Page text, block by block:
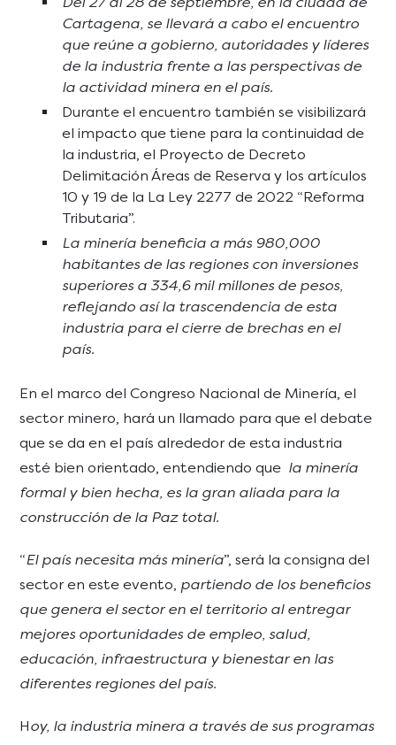
Cartagena, se llevará a cabo el encuentro
que reúne a gobierno, autoridades y líderes
de la industria frente a las perspectivas de
la actividad minera en el país.
Durante el encuentro también se visibilizará
el impacto que tiene para la continuidad de
la industria, el Proyecto de Decreto
Delimitación Áreas de Reserva y los artículos
10 y 19 de la La Ley 2277 de 2022 “Reforma
Tributaria”.
La minería beneficia a más 980,000
habitantes de las regiones con inversiones
superiores a 334,6 mil millones de pesos,
reflejando así la trascendencia de esta
industria para el cierre de brechas en el
país.
En el marco del Congreso Nacional de Minería, el
sector minero, hará un llamado para que el debate
que se da en el país alrededor de esta industria
esté bien orientado, entendiendo que la minería
formal y bien hecha, es la gran aliada para la
construcción de la Paz total.
“El país necesita más minería”, será la consigna del
sector en este evento, partiendo de los beneficios
que genera el sector en el territorio al entregar
mejores oportunidades de empleo, salud,
educación, infraestructura y bienestar en las
diferentes regiones del país.
Hoy, la industria minera a través de sus programas